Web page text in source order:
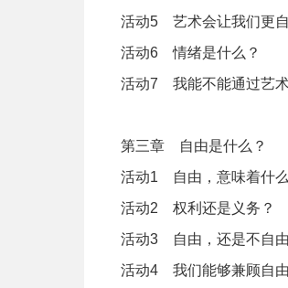
活动5 艺术会让我们更自
活动6 情绪是什么？
活动7 我能不能通过艺
第三章 自由是什么？
活动1 自由，意味着什
活动2 权利还是义务？
活动3 自由，还是不自
活动4 我们能够兼顾自